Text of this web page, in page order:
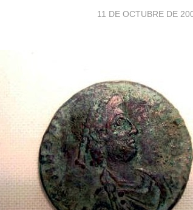
11 DE OCTUBRE DE